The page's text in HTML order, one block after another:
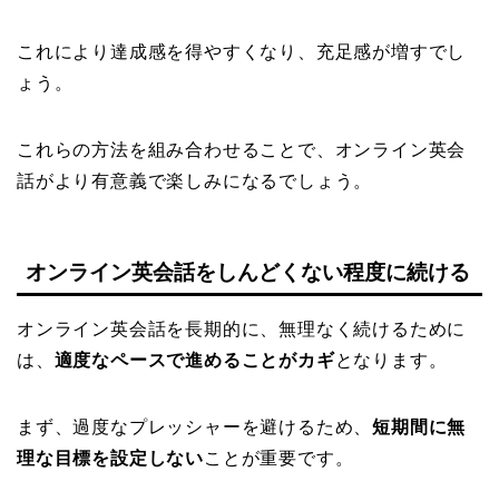
これにより達成感を得やすくなり、充足感が増すでし
ょう。
これらの方法を組み合わせることで、オンライン英会
話がより有意義で楽しみになるでしょう。
オンライン英会話をしんどくない程度に続ける
オンライン英会話を長期的に、無理なく続けるために
は、 適度なペースで進めることがカギとなります。
まず、過度なプレッシャーを避けるため、短期間に無
理な目標を設定しないことが重要です。